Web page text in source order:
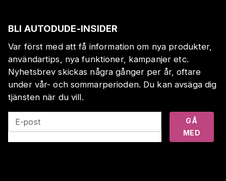
BLI AUTODUDE-INSIDER
Var först med att få information om nya produkter,
användartips, nya funktioner, kampanjer etc.
Nyhetsbrev skickas några gånger per år, oftare
under vår- och sommarperioden. Du kan avsäga dig
tjänsten när du vill.
E-post
GÅ
MED